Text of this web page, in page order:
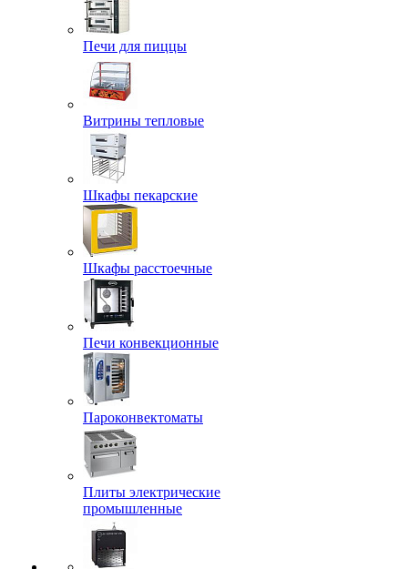
Печи для пиццы
Витрины тепловые
Шкафы пекарские
Шкафы расстоечные
Печи конвекционные
Пароконвектоматы
Плиты электрические
промышленные